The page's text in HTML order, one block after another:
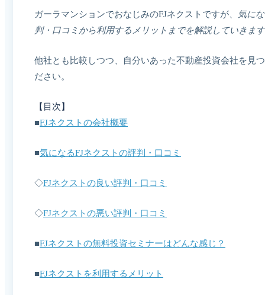
ガーラマンションでおなじみのFJネクストですが、
気に
判・口コミから利用するメリットまでを解説していきま
他社とも比較しつつ、自分いあった不動産投資会社を見
ださい。
【目次】
■FJネクストの会社概要
■気になるFJネクストの評判・口コミ
◇FJネクストの良い評判・口コミ
◇FJネクストの悪い評判・口コミ
■FJネクストの無料投資セミナーはどんな感じ？
■FJネクストを利用するメリット